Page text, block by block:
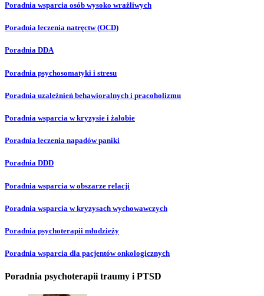
Poradnia wsparcia osób wysoko wrażliwych
Poradnia leczenia natręctw (OCD)
Poradnia DDA
Poradnia psychosomatyki i stresu
Poradnia uzależnień behawioralnych i pracoholizmu
Poradnia wsparcia w kryzysie i żałobie
Poradnia leczenia napadów paniki
Poradnia DDD
Poradnia wsparcia w obszarze relacji
Poradnia wsparcia w kryzysach wychowawczych
Poradnia psychoterapii młodzieży
Poradnia wsparcia dla pacjentów onkologicznych
Poradnia psychoterapii traumy i PTSD